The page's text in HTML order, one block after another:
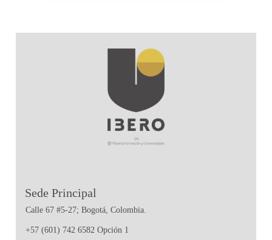
Sede Principal
Calle 67 #5-27; Bogotá, Colombia.
+57 (601) 742 6582 Opción 1